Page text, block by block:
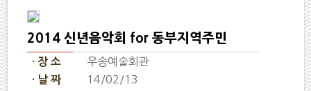
2014 신년음악회 for 동부지역주민
· 장 소 우송예술회관
· 날 짜 14/02/13